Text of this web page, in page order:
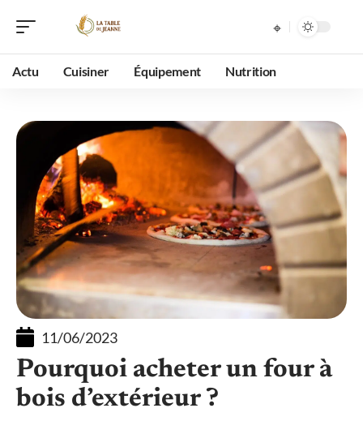
Actu Cuisiner Équipement Nutrition
11/06/2023
Pourquoi acheter un four à
bois d’extérieur ?